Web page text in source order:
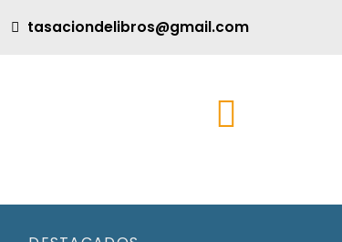
tasaciondelibros@gmail.com